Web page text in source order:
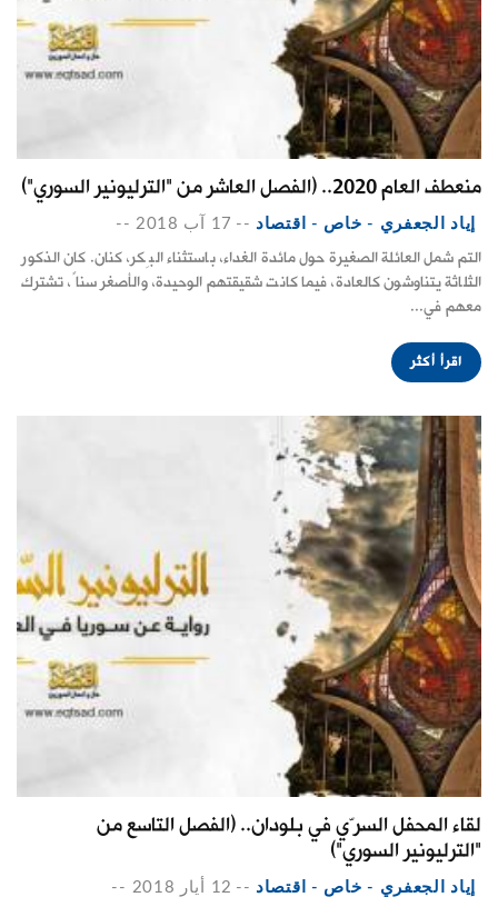
منعطف العام 2020.. (الفصل العاشر من "الترليونير السوري")
إياد الجعفري - خاص - اقتصاد -- 17 آب 2018 --
التم شمل العائلة الصغيرة حول مائدة الغداء، باستثناء البِكر، كنان. كان الذكور
الثلاثة يتناوشون كالعادة، فيما كانت شقيقتهم الوحيدة، والأصغر سناً، تشترك
معهم في...
اقرأ أكثر
لقاء المحفل السرّي في بلودان.. (الفصل التاسع من
"الترليونير السوري")
إياد الجعفري - خاص - اقتصاد -- 12 أيار 2018 --